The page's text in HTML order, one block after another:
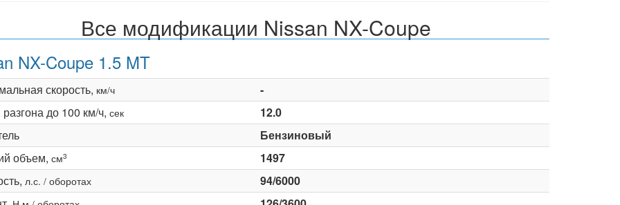
Все модификации Nissan NX-Coupe
NX-Coupe 1.5 MT
скорость, км/ч
-
до 100 км/ч, сек
12.0
Бензиновый
объем, см3
1497
л.с. / оборотах
94/6000